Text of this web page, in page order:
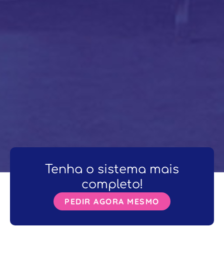
Tenha o sistema mais
completo!
PEDIR AGORA MESMO